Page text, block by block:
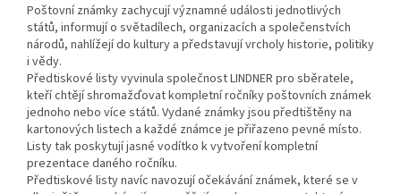
Poštovní známky zachycují významné události jednotlivých
států, informují o světadílech, organizacích a společenstvích
národů, nahlížejí do kultury a představují vrcholy historie, politiky
i vědy.
Předtiskové listy vyvinula společnost LINDNER pro sběratele,
kteří chtějí shromažďovat kompletní ročníky poštovních známek
jednoho nebo více států. Vydané známky jsou předtištěny na
kartonových listech a každé známce je přiřazeno pevné místo.
Listy tak poskytují jasné vodítko k vytvoření kompletní
prezentace daného ročníku.
Předtiskové listy navíc navozují očekávání známek, které se v